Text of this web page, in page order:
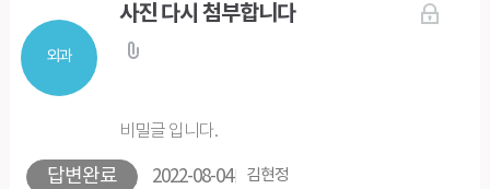
외과
사진 다시 첨부합니다
답변완료
비밀글 입니다.
2022-08-04 김현정